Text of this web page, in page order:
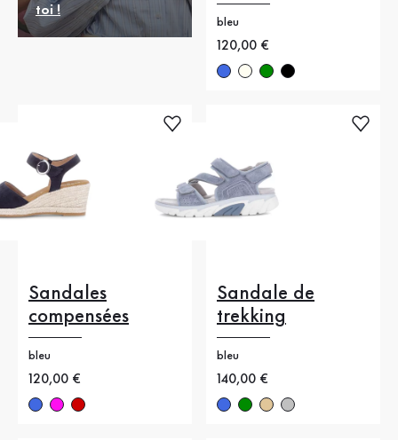
toi !
bleu
Nouveau prix
120,00 €
Sandales
compensées
bleu
Nouveau prix
120,00 €
Sandale de
trekking
bleu
Nouveau prix
140,00 €